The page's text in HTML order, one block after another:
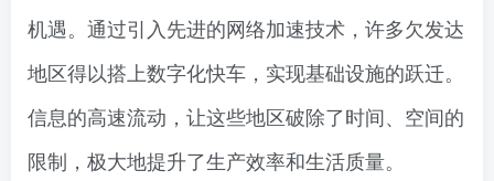
机遇。通过引入先进的网络加速技术，许多欠发达
地区得以搭上数字化快车，实现基础设施的跃迁。
信息的高速流动，让这些地区破除了时间、空间的
限制，极大地提升了生产效率和生活质量。